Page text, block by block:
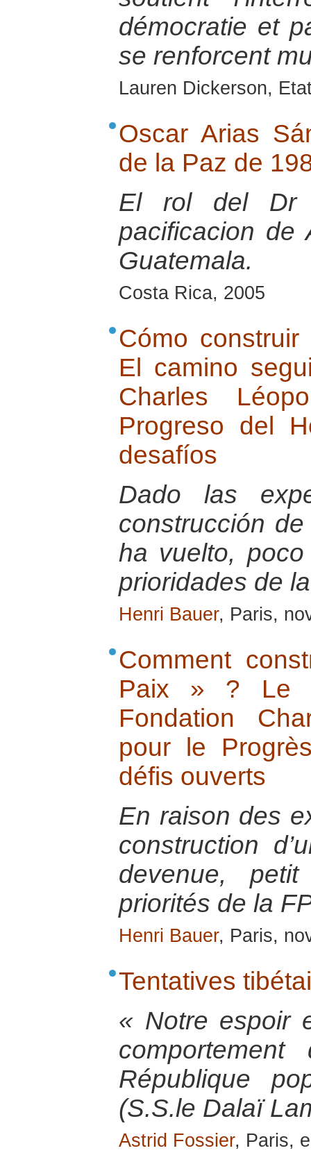
démocratie et
se renforcent
Lauren Dickerson,
Oscar Arias
de la Paz de
El rol del Dr
pacificacion de
Guatemala.
Costa Rica, 2005
Cómo construir
El camino
Charles
Progreso del
desafíos
Dado las
construcción
ha vuelto,
prioridades de
Henri Bauer, Paris,
Comment
Paix » ? Le
Fondation
pour le
défis ouverts
En raison des
construction
devenue,
priorités de la
Henri Bauer, Paris,
Tentatives
« Notre espoir
République
(S.S.le Dalaï
Astrid Fossier, Paris,